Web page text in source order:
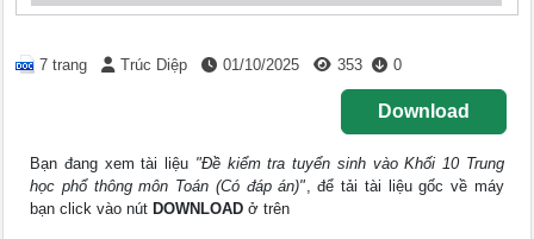
7 trang Trúc Diệp 01/10/2025 353 0
Download
Bạn đang xem tài liệu "Đề kiểm tra tuyển sinh vào Khối 10 Trung
học phổ thông môn Toán (Có đáp án)", để tải tài liệu gốc về máy
bạn click vào nút DOWNLOAD ở trên